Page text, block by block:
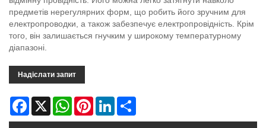
предметів нерегулярних форм, що робить його зручним для
електропроводки, а також забезпечує електропровідність. Крім
того, він залишається гнучким у широкому температурному
діапазоні.
Надіслати запит
Facebook
X WhatsAppPinterestLinkedIn